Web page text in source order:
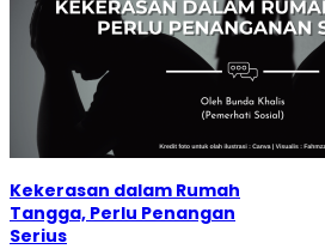
Selain itu, negara juga akan
pihak yang terlibat dalam judi
operator, hingga pihak yang
perjudian. Negara akan memblokir
menghentikan aliran dana, serta
teknologi yang mampu melindungi
kejahatan digital.
(zawajir) dan penebus dosa (jawabir).
Pelaku perjudian dapat dikenai
Kekerasan dalam Rumah
Tangga, Perlu Penangan
Serius